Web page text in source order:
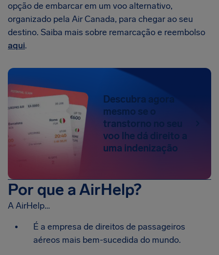
opção de embarcar em um voo alternativo,
organizado pela Air Canada, para chegar ao seu
destino. Saiba mais sobre remarcação e reembolso
aqui.
Descubra agora
mesmo se o
transtorno no seu
voo lhe dá direito a
uma indenização
Por que a AirHelp?
A AirHelp…
É a empresa de direitos de passageiros
aéreos mais bem-sucedida do mundo.